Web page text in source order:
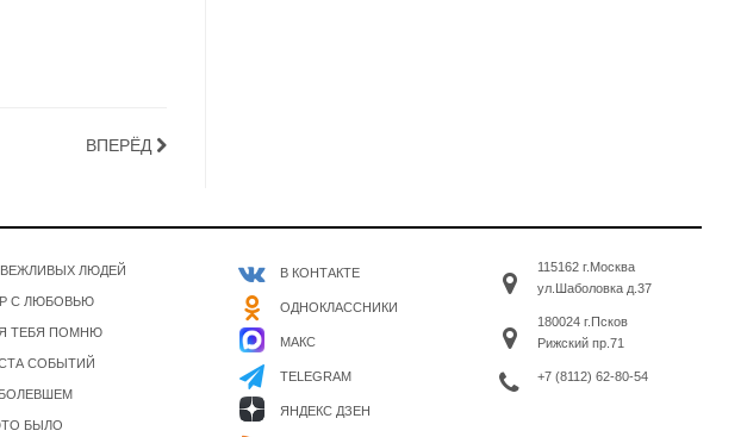
ВПЕРЁД
ЛЮДЕЙ
С ЛЮБОВЬЮ
Я ТЕБЯ ПОМНЮ
СОБЫТИЙ
БЫЛО
В КОНТАКТЕ
ОДНОКЛАССНИКИ
МАКС
TELEGRAM
ЯНДЕКС ДЗЕН
115162 г.Москва
ул.Шаболовка д.37
180024 г.Псков
Рижский пр.71
+7 (8112) 62-80-54